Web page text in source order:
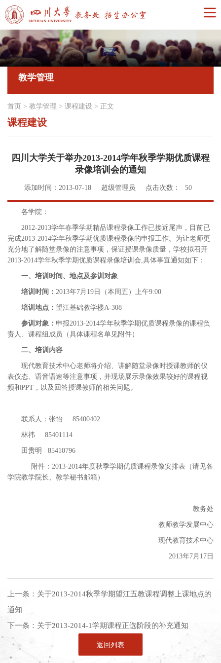
教学管理
首页 > 教学管理 > 课程建设 > 正文
课程建设
四川大学关于举办2013-2014学年秋季学期优质课程
录像培训会的通知
添加时间：2013-07-18 超级管理员 点击次数： 50
各学院：
2012-2013学年春季学期精品课程录像工作已接近尾声，目前已
完成2013-2014学年秋季学期优质课程录像的申报工作。为让老师更
充分地了解随堂录像的注意事项，保证授课录像质量，学校拟召开
2013-2014学年秋季学期优质课程录像培训会,具体事宜通知如下：
一、培训时间、地点及参训对象
培训时间： 2013年7月19日（本周五）上午9:00
培训地点： 望江基础教学楼A-308
参训对象： 申报2013-2014学年秋季学期优质课程录像的课程负
责人、课程组成员（具体课程名单见附件）
二、培训内容
现代教育技术中心老师将介绍、讲解随堂录像时授课教师的仪
表仪态、语音语速等注意事项，并现场展示录像效果较好的课程视
频和PPT，以及回答授课教师的相关问题。
联系人：张怡 85400402
林祎 85401114
田贵明 85410796
附件：2013-2014年度秋季学期优质课程录像安排表（请见各
学院教学院长、教学秘书邮箱）
教务处
教师教学发展中心
现代教育技术中心
2013年7月17日
上一条： 关于2013-2014秋季学期望江五教课程调整上课地点的
通知
下一条： 关于2013-2014-1学期课程正选阶段的补充通知
返回列表